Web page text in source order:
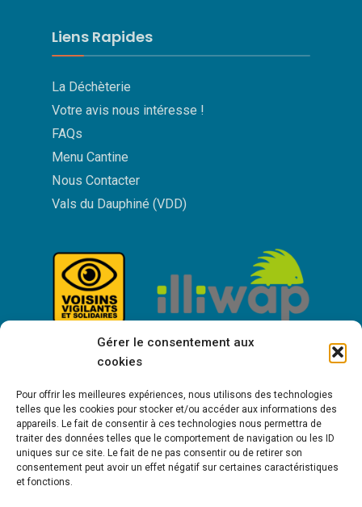
Gérer le consentement aux
cookies
Pour offrir les meilleures expériences, nous utilisons des technologies
telles que les cookies pour stocker et/ou accéder aux informations des
appareils. Le fait de consentir à ces technologies nous permettra de
traiter des données telles que le comportement de navigation ou les ID
uniques sur ce site. Le fait de ne pas consentir ou de retirer son
consentement peut avoir un effet négatif sur certaines caractéristiques
et fonctions.
Liens Rapides
La Déchèterie
Votre avis nous intéresse !
FAQs
Menu Cantine
Nous Contacter
Vals du Dauphiné (VDD)
Bienvenue à Saint-Victor de Cessieu !